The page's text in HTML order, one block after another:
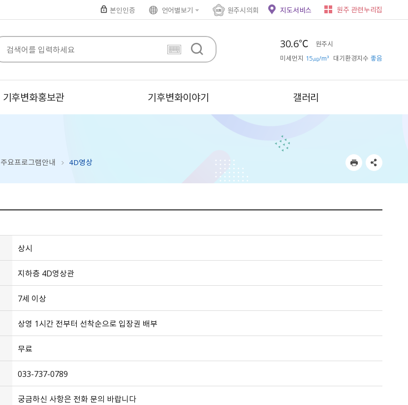
본인인증 언어별보기 원주시의회 지도서비스 원주 관련누리집
30.6℃
원주시
미세먼지 15㎍/m³ 대기환경지수 좋음
기후변화홍보관 기후변화이야기 갤러리
주요프로그램안내 4D영상
상시
지하층 4D영상관
7세 이상
상영 1시간 전부터 선착순으로 입장권 배부
무료
033-737-0789
궁금하신 사항은 전화 문의 바랍니다